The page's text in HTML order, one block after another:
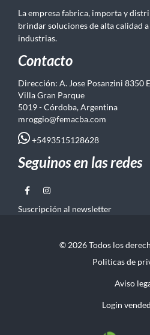
La empresa fabrica, importa y
brindar soluciones de alta calidad
industrias.
Contacto
Dirección: A. Jose Posanzini 8350
Villa Gran Parque
5019 - Córdoba, Argentina
mroggio@femacba.com
+5493515128628
Seguinos en las redes
Suscripción al newsletter
© 2026 Todos los
Politicas de
Aviso
Login